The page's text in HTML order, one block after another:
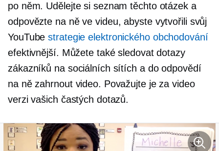
po něm. Udělejte si seznam těchto otázek a
odpovězte na ně ve videu, abyste vytvořili svůj
YouTubestrategie elektronického obchodování
efektivnější. Můžete také sledovat dotazy
zákazníků na sociálních sítích a do odpovědí
na ně zahrnout video. Považujte je za video
verzi vašich častých dotazů.